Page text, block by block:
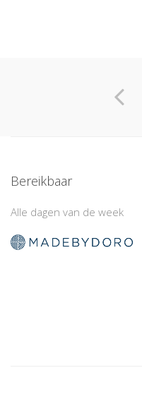
Bereikbaar
Alle dagen van de week